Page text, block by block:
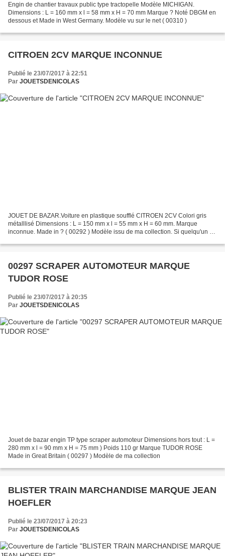
Engin de chantier travaux public type tractopelle Modèle MICHIGAN.
Dimensions : L = 160 mm x l = 58 mm x H = 70 mm Marque ? Noté DBGM en
dessous et Made in West Germany. Modèle vu sur le net ( 00310 )
CITROEN 2CV MARQUE INCONNUE
Publié le 23/07/2017 à 22:51
Par JOUETSDENICOLAS
JOUET DE BAZAR.Voiture en plastique soufflé CITROEN 2CV Colori gris
métalllisé Dimensions : L = 150 mm x l = 55 mm x H = 60 mm. Marque
inconnue. Made in ? ( 00292 ) Modèle issu de ma collection. Si quelqu'un a
00297 SCRAPER AUTOMOTEUR MARQUE
TUDOR ROSE
Publié le 23/07/2017 à 20:35
Par JOUETSDENICOLAS
Jouet de bazar engin TP type scraper automoteur Dimensions hors tout : L =
280 mm x l = 90 mm x H = 75 mm ) Poids 110 gr Marque TUDOR ROSE
Made in Great Britain ( 00297 ) Modèle de ma collection
BLISTER TRAIN MARCHANDISE MARQUE JEAN
HOEFLER
Publié le 23/07/2017 à 20:23
Par JOUETSDENICOLAS